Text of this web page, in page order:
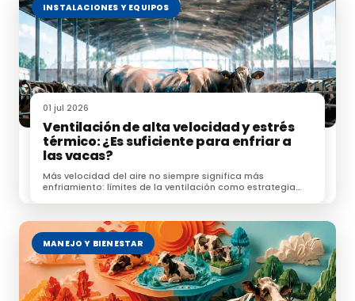
INSTALACIONES Y EQUIPOS
01 jul 2026
Ventilación de alta velocidad y estrés
térmico: ¿Es suficiente para enfriar a
las vacas?
Más velocidad del aire no siempre significa más
enfriamiento: límites de la ventilación como estrategia
MANEJO Y BIENESTAR